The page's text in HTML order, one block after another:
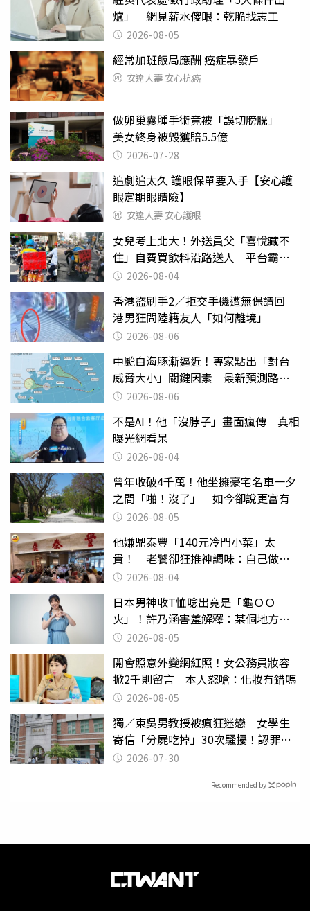
爐」 網見薪水傻眼：乾脆找志工
2026-08-05
經常加班飯局應酬 癌症暴發戶
安達人壽 安心抗癌
做卵巢囊腫手術竟被「誤切膀胱」
美女終身被毀獲賠5.5億
2026-07-28
追劇追太久 護眼保單要入手【安心護
眼定期眼睛險】
安達人壽 安心護眼
女兒考上北大！外送員父「喜悅藏不
住」自費買飲料沿路送人 平台霸氣
幫付學費
2026-08-04
香港盜刷手2／拒交手機遭無保請回
港男狂問陸籍友人「如何離境」
2026-08-06
中颱白海豚漸逼近！專家點出「對台
威脅大小」關鍵因素 最新預測路徑
曝 2026-08-06
不是AI！他「沒脖子」畫面瘋傳 真相
曝光網看呆
2026-08-04
曾年收破4千萬！他坐擁豪宅名車一夕
之間「啪！沒了」 如今卻說更富有
2026-08-05
他嫌鼎泰豐「140元冷門小菜」太
貴！ 老饕卻狂推神調味：自己做不
出來2026-08-04
日本男神收T恤唸出竟是「龜ＯＯ
火」！許乃涵害羞解釋：某個地方燃
燒起來了
2026-08-05
開會照意外變網紅照！女公務員妝容
掀2千則留言 本人怒嗆：化妝有錯嗎
2026-08-05
獨／東吳男教授被瘋狂迷戀 女學生
寄信「分屍吃掉」30次騷擾！認罪免
關 2026-07-30
Recommended by